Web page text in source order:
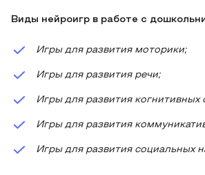
Виды нейроигр в работе с
Игры для развития моторики;
Игры для развития речи;
Игры для развития когнитивных
Игры для развития
Игры для развития социальных